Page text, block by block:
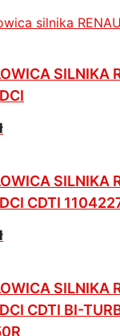
SILNIKA
SILNIKA
CDTI
SILNIKA
CDTI BI-